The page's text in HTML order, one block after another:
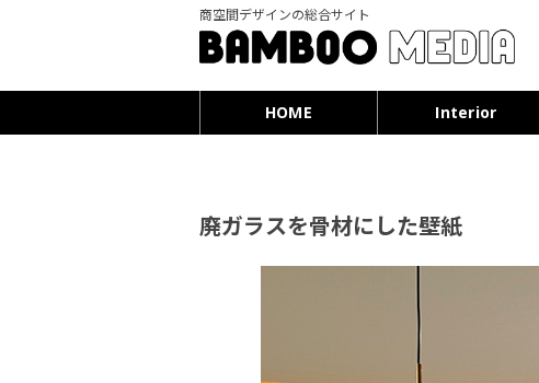
商空間デザインの総合サイト
HOME Interior
廃ガラスを骨材にした壁紙